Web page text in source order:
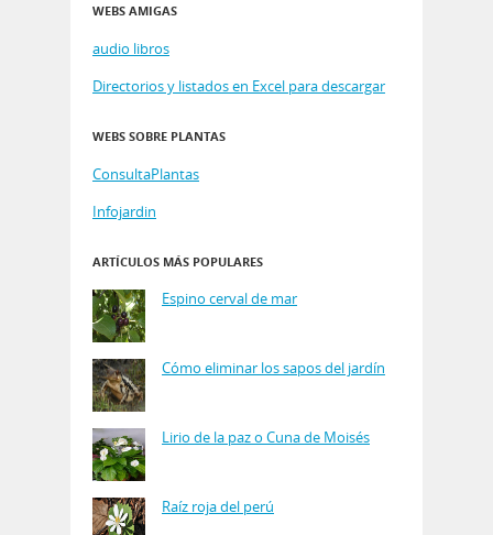
WEBS AMIGAS
audio libros
Directorios y listados en Excel para descargar
WEBS SOBRE PLANTAS
ConsultaPlantas
Infojardin
ARTÍCULOS MÁS POPULARES
Espino cerval de mar
Cómo eliminar los sapos del jardín
Lirio de la paz o Cuna de Moisés
Raíz roja del perú